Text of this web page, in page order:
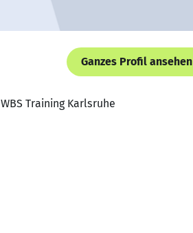
Ganzes Profil ansehen
Training Karlsruhe